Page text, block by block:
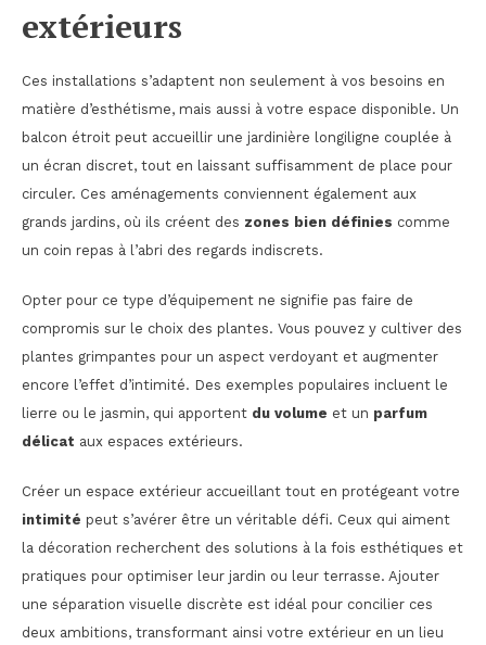
extérieurs
Ces installations s’adaptent non seulement à vos besoins en
matière d’esthétisme, mais aussi à votre espace disponible. Un
balcon étroit peut accueillir une jardinière longiligne couplée à
un écran discret, tout en laissant suffisamment de place pour
circuler. Ces aménagements conviennent également aux
grands jardins, où ils créent des zones bien définies comme
un coin repas à l’abri des regards indiscrets.
Opter pour ce type d’équipement ne signifie pas faire de
compromis sur le choix des plantes. Vous pouvez y cultiver des
plantes grimpantes pour un aspect verdoyant et augmenter
encore l’effet d’intimité. Des exemples populaires incluent le
lierre ou le jasmin, qui apportent du volume et un parfum
délicat aux espaces extérieurs.
Créer un espace extérieur accueillant tout en protégeant votre
intimité peut s’avérer être un véritable défi. Ceux qui aiment
la décoration recherchent des solutions à la fois esthétiques et
pratiques pour optimiser leur jardin ou leur terrasse. Ajouter
une séparation visuelle discrète est idéal pour concilier ces
deux ambitions, transformant ainsi votre extérieur en un lieu